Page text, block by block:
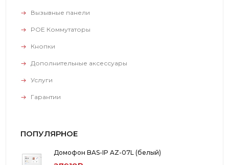
Вызывные панели
POE Коммутаторы
Кнопки
Дополнительные аксессуары
Услуги
Гарантии
ПОПУЛЯРНОЕ
Домофон BAS-IP AZ-07L (белый)